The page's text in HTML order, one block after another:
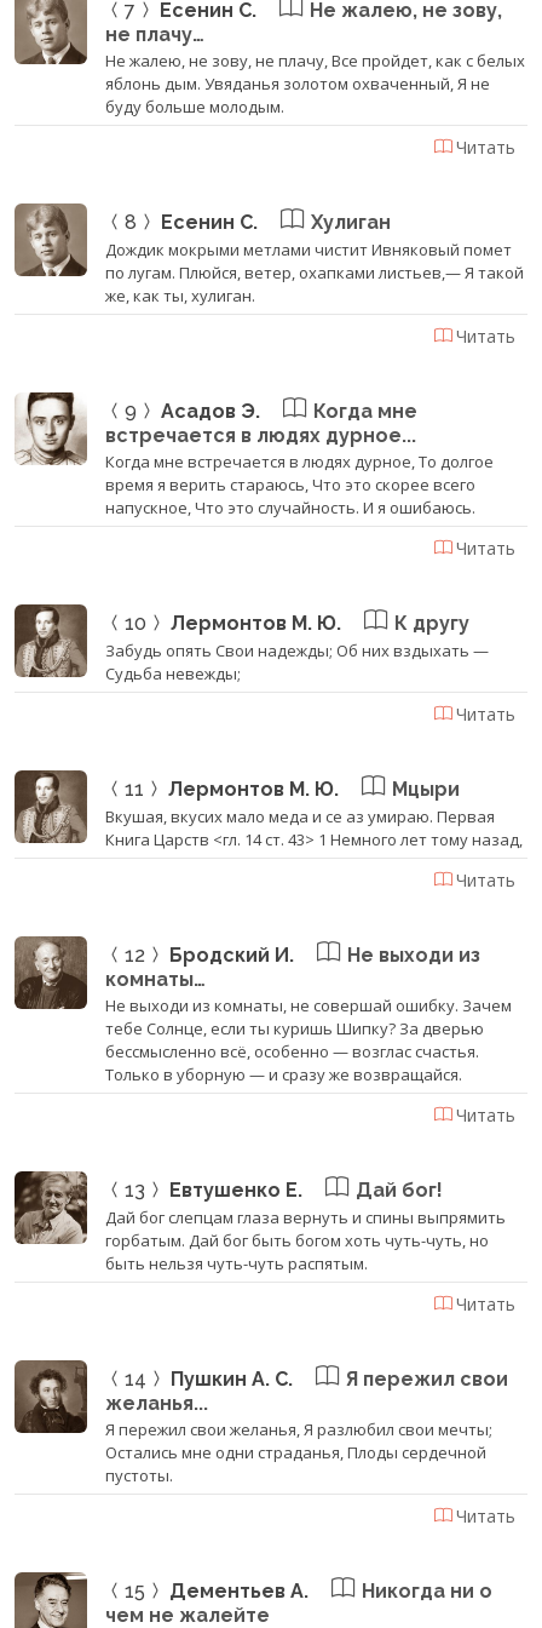
7 Есенин С.
Не жалею, не зову,
не плачу…
Не жалею, не зову, не плачу, Все пройдет, как с белых
яблонь дым. Увяданья золотом охваченный, Я не
буду больше молодым.
Читать
8 Есенин С. Хулиган
Дождик мокрыми метлами чистит Ивняковый помет
по лугам. Плюйся, ветер, охапками листьев,— Я такой
же, как ты, хулиган.
Читать
9 Асадов Э.
Когда мне
встречается в людях дурное...
Когда мне встречается в людях дурное, То долгое
время я верить стараюсь, Что это скорее всего
напускное, Что это случайность. И я ошибаюсь.
Читать
10 Лермонтов М. Ю. К другу
Забудь опять Свои надежды; Об них вздыхать —
Судьба невежды;
Читать
11 Лермонтов М. Ю. Мцыри
Вкушая, вкусих мало меда и се аз умираю. Первая
Книга Царств <гл. 14 ст. 43> 1 Немного лет тому назад,
Читать
12 Бродский И.
Не выходи из
комнаты…
Не выходи из комнаты, не совершай ошибку. Зачем
тебе Солнце, если ты куришь Шипку? За дверью
бессмысленно всё, особенно — возглас счастья.
Только в уборную — и сразу же возвращайся.
Читать
13 Евтушенко Е. Дай бог!
Дай бог слепцам глаза вернуть и спины выпрямить
горбатым. Дай бог быть богом хоть чуть-чуть, но
быть нельзя чуть-чуть распятым.
Читать
14 Пушкин А. С.
Я пережил свои
желанья...
Я пережил свои желанья, Я разлюбил свои мечты;
Остались мне одни страданья, Плоды сердечной
пустоты.
Читать
15 Дементьев А.
Никогда ни о
чем не жалейте